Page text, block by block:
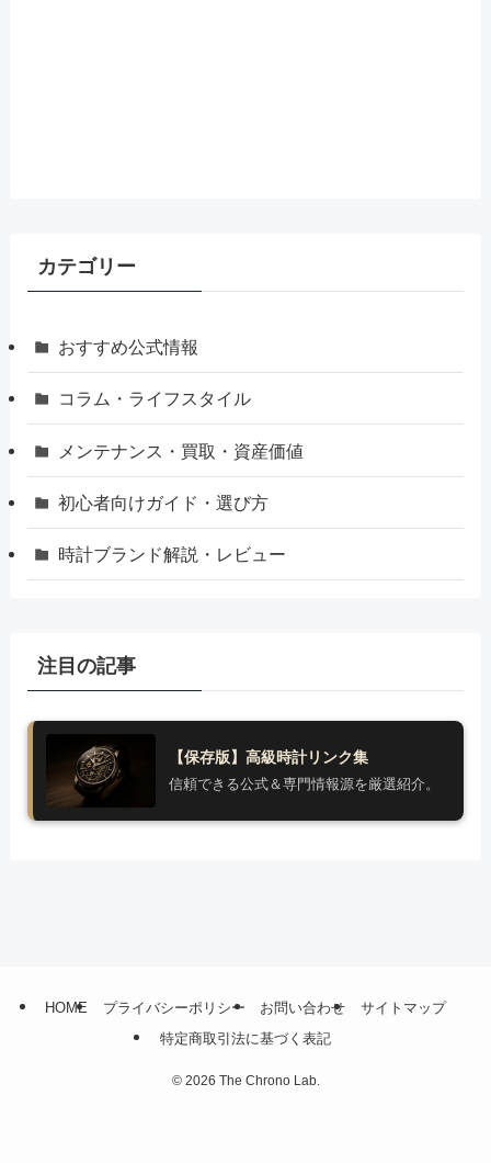
カテゴリー
おすすめ公式情報
コラム・ライフスタイル
メンテナンス・買取・資産価値
初心者向けガイド・選び方
時計ブランド解説・レビュー
注目の記事
【保存版】高級時計リンク集
信頼できる公式＆専門情報源を厳選紹介。
HOME プライバシーポリシー お問い合わせ
サイトマップ
特定商取引法に基づく表記
©2026 The Chrono Lab.